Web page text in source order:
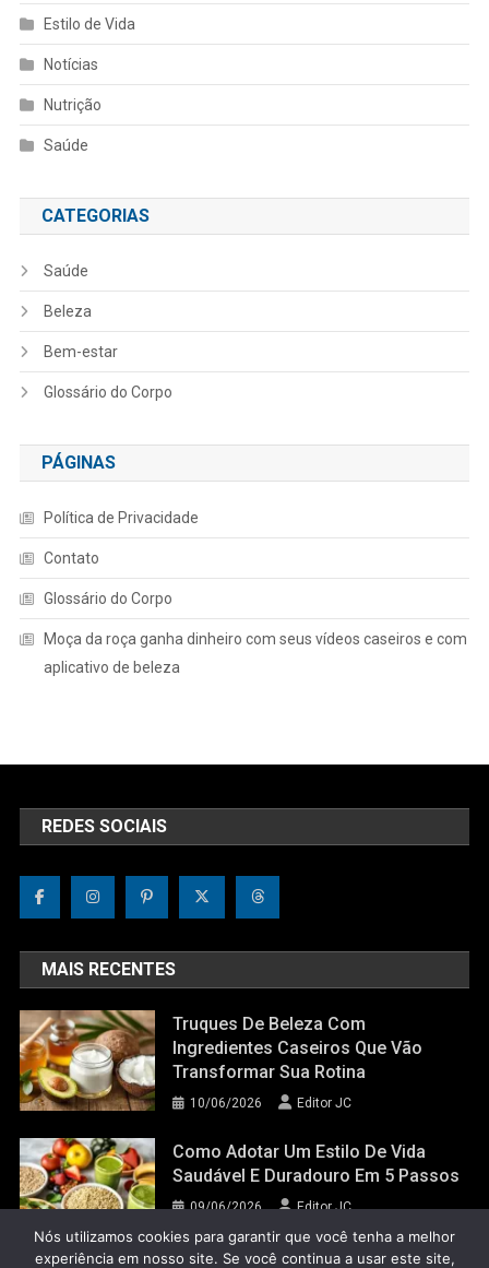
Estilo de Vida
Notícias
Nutrição
Saúde
CATEGORIAS
Saúde
Beleza
Bem-estar
Glossário do Corpo
PÁGINAS
Política de Privacidade
Contato
Glossário do Corpo
Moça da roça ganha dinheiro com seus vídeos caseiros e com
aplicativo de beleza
REDES SOCIAIS
MAIS RECENTES
Truques De Beleza Com
Ingredientes Caseiros Que Vão
Transformar Sua Rotina
10/06/2026 Editor JC
Como Adotar Um Estilo De Vida
Saudável E Duradouro Em 5 Passos
09/06/2026 Editor JC
Nós utilizamos cookies para garantir que você tenha a melhor
experiência em nosso site. Se você continua a usar este site,